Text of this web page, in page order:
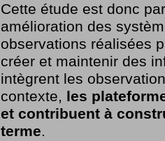
Cette étude est donc
amélioration des
observations réalisées
créer et maintenir des
intègrent les
contexte, les
et contribuent à
terme.